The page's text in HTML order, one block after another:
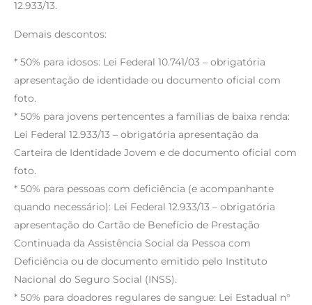
12.933/13.
Demais descontos:
* 50% para idosos: Lei Federal 10.741/03 – obrigatória
apresentação de identidade ou documento oficial com
foto.
* 50% para jovens pertencentes a famílias de baixa renda:
Lei Federal 12.933/13 – obrigatória apresentação da
Carteira de Identidade Jovem e de documento oficial com
foto.
* 50% para pessoas com deficiência (e acompanhante
quando necessário): Lei Federal 12.933/13 – obrigatória
apresentação do Cartão de Benefício de Prestação
Continuada da Assistência Social da Pessoa com
Deficiência ou de documento emitido pelo Instituto
Nacional do Seguro Social (INSS).
* 50% para doadores regulares de sangue: Lei Estadual n°